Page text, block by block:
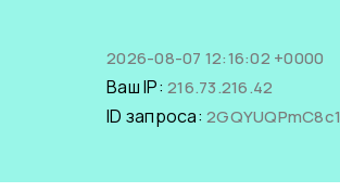
2026-08-07 12:16:02 +0000
Ваш IP: 216.73.216.42
ID запроса: 2GQYUQPmC8c1